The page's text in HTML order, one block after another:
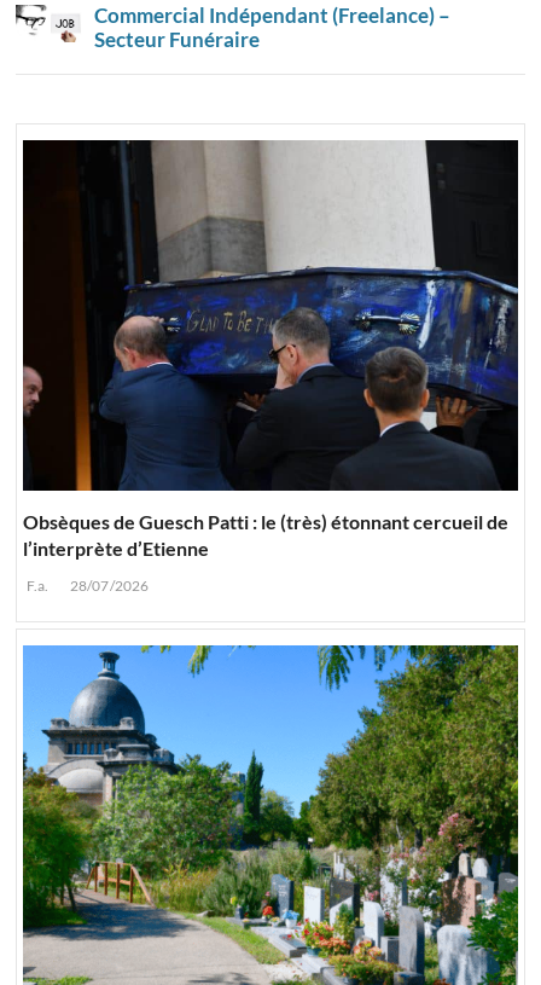
Commercial Indépendant (Freelance) –
Secteur Funéraire
Obsèques de Guesch Patti : le (très) étonnant cercueil de
l’interprète d’Etienne
F.a. 28/07/2026